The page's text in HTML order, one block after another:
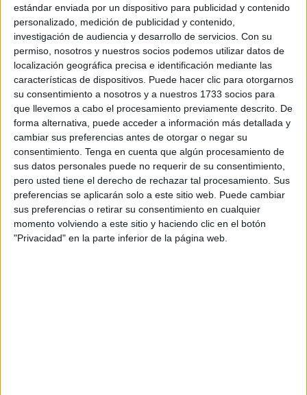
estándar enviada por un dispositivo para publicidad y contenido
personalizado, medición de publicidad y contenido,
investigación de audiencia y desarrollo de servicios. Con su
permiso, nosotros y nuestros socios podemos utilizar datos de
localización geográfica precisa e identificación mediante las
características de dispositivos. Puede hacer clic para otorgarnos
su consentimiento a nosotros y a nuestros 1733 socios para
que llevemos a cabo el procesamiento previamente descrito. De
forma alternativa, puede acceder a información más detallada y
cambiar sus preferencias antes de otorgar o negar su
consentimiento. Tenga en cuenta que algún procesamiento de
sus datos personales puede no requerir de su consentimiento,
pero usted tiene el derecho de rechazar tal procesamiento. Sus
preferencias se aplicarán solo a este sitio web. Puede cambiar
sus preferencias o retirar su consentimiento en cualquier
momento volviendo a este sitio y haciendo clic en el botón
"Privacidad" en la parte inferior de la página web.
La consejera de Educación, Cultura y Juventud ha
explicado que, según los informes técnicos, el
desprendimiento se produjo tras la caída de un cascote
forjado. Este hecho ha abierto la posibilidad de que la
deficiencia no sea un caso aisladoypueda extenderse
al resto de la estructura del edificio. Es justo este punto en
el que se está trabajando en estos momentos a través del
mencionadoestudio patológico.
“Hay que tener en cuenta que estamos hablando de un
centro construido en los años 50 y que, además, yaen
2004se llevó a cabouna obra integralde los forjados,
cuando el centro ya tenía 50 años. En este caso, es de